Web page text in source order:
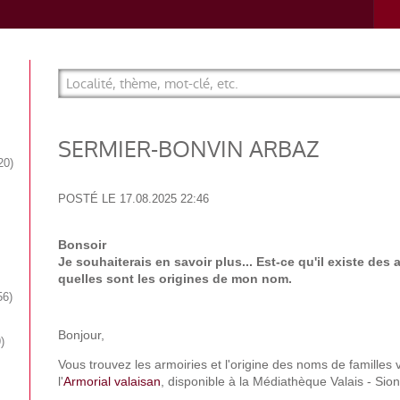
SERMIER-BONVIN ARBAZ
POSTÉ LE 17.08.2025 22:46
Bonsoir
Je souhaiterais en savoir plus... Est-ce qu'il existe des
quelles sont les origines de mon nom.
Bonjour,
Vous trouvez les armoiries et l'origine des noms de familles
l'Armorial valaisan , disponible à la Médiathèque Valais -